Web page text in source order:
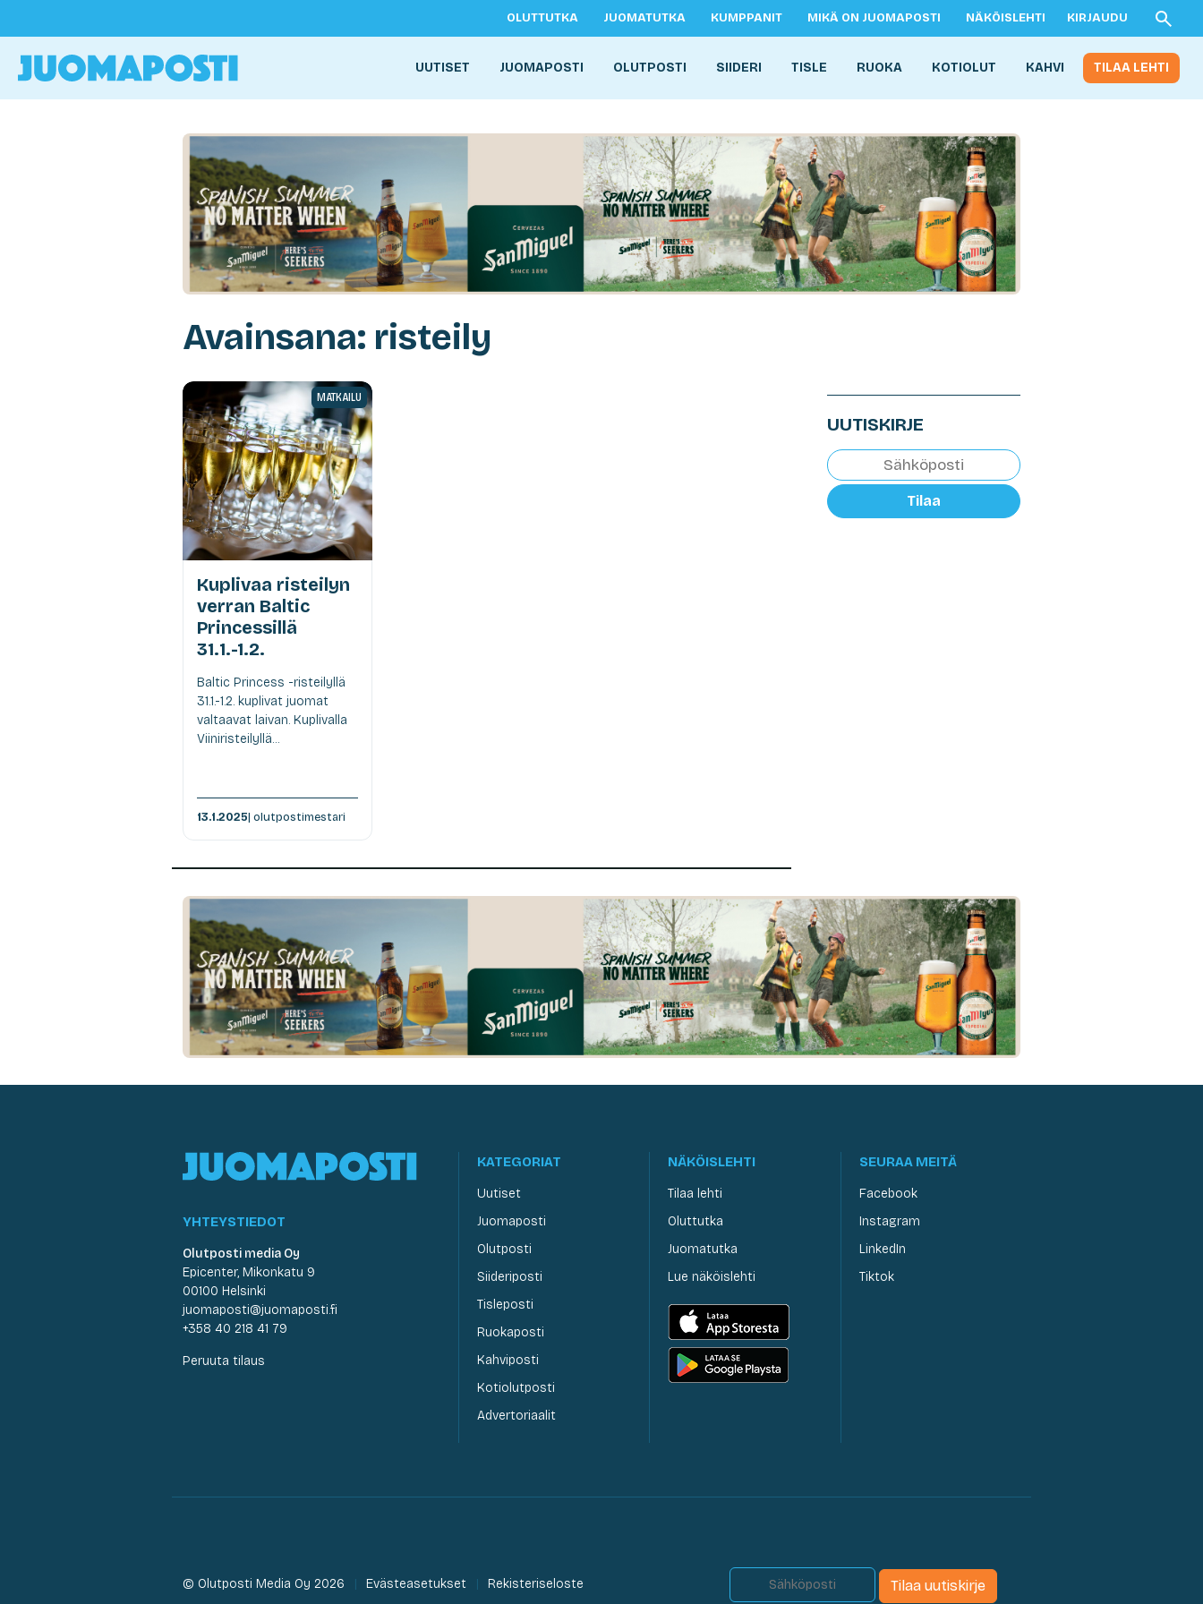
OLUTTUTKA JUOMATUTKA KUMPPANIT MIKÄ ON JUOMAPOSTI NÄKÖISLEHTI KIRJAUDU
UUTISET JUOMAPOSTI OLUTPOSTI SIIDERI TISLE RUOKA KOTIOLUT KAHVI TILAA LEHTI
Avainsana: risteily
MATKAILU
Kuplivaa risteilyn
verran Baltic
Princessillä
31.1.-1.2.
Baltic Princess -risteilyllä
31.1.-1.2. kuplivat juomat
valtaavat laivan. Kuplivalla
Viiniristeilyllä...
13.1.2025| olutpostimestari
UUTISKIRJE
Tilaa
YHTEYSTIEDOT
Olutposti media Oy
Epicenter, Mikonkatu 9
00100 Helsinki
juomaposti@juomaposti.fi
+358 40 218 41 79
Peruuta tilaus
KATEGORIAT
Uutiset
Juomaposti
Olutposti
Siideriposti
Tisleposti
Ruokaposti
Kahviposti
Kotiolutposti
Advertoriaalit
NÄKÖISLEHTI
Tilaa lehti
Oluttutka
Juomatutka
Lue näköislehti
SEURAA MEITÄ
Facebook
Instagram
LinkedIn
Tiktok
© Olutposti Media Oy 2026 Evästeasetukset Rekisteriseloste Tilaa uutiskirje